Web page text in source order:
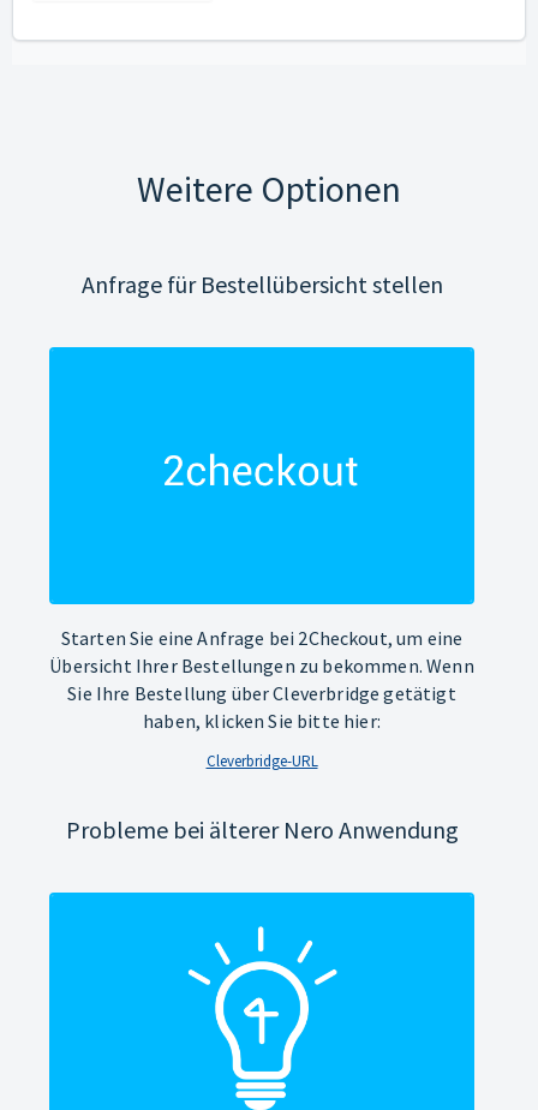
Weitere Optionen
Anfrage für Bestellübersicht stellen
Starten Sie eine Anfrage bei 2Checkout, um eine
Übersicht Ihrer Bestellungen zu bekommen. Wenn
Sie Ihre Bestellung über Cleverbridge getätigt
haben, klicken Sie bitte hier:
Cleverbridge-URL
Probleme bei älterer Nero Anwendung